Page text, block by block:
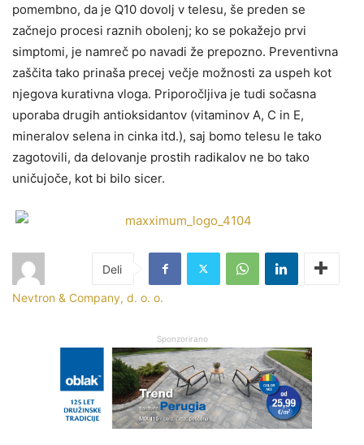
pomembno, da je Q10 dovolj v telesu, še preden se
začnejo procesi raznih obolenj; ko se pokažejo prvi
simptomi, je namreč po navadi že prepozno. Preventivna
zaščita tako prinaša precej večje možnosti za uspeh kot
njegova kurativna vloga. Priporočljiva je tudi sočasna
uporaba drugih antioksidantov (vitaminov A, C in E,
mineralov selena in cinka itd.), saj bomo telesu le tako
zagotovili, da delovanje prostih radikalov ne bo tako
uničujoče, kot bi bilo sicer.
Nevtron & Company, d. o. o.
Sponzorirano